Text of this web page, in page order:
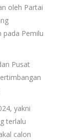
oleh Partai
pada Pemilu
Pusat
yakni
terlalu
calon